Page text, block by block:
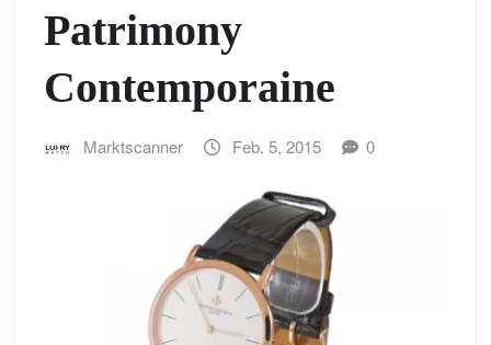
Patrimony
Contemporaine
Marktscanner Feb. 5, 2015 0